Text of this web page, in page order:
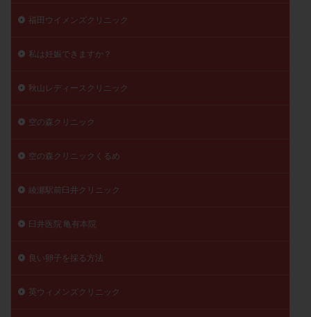
福田ウイメンズクリニック
私は妊娠できますか？
秋山レディースクリニック
空の森クリニック
空の森クリニックくるめ
綾瀬駅前臼井クリニック
臼井医院 亀有本院
良い卵子を採る方法
英ウィメンズクリニック